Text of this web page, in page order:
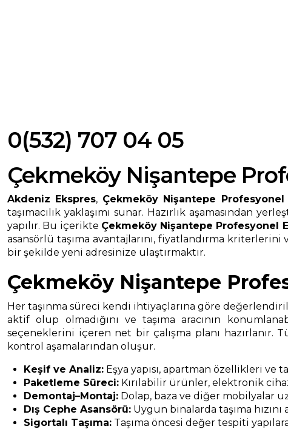
0(532) 707 04 05
Çekmeköy Nişantepe
Akdeniz Ekspres, Çekmeköy Nişantepe
taşımacılık yaklaşımı sunar. Hazırlık aşamasından
yapılır. Bu içerikte Çekmeköy Nişantepe Profesyonel
asansörlü taşıma avantajlarını, fiyatlandırma kriterlerini
bir şekilde yeni adresinize ulaştırmaktır.
Çekmeköy Nişantepe
Her taşınma süreci kendi ihtiyaçlarına göre
aktif olup olmadığını ve taşıma aracının
seçeneklerini içeren net bir çalışma planı hazırlanır.
kontrol aşamalarından oluşur.
Keşif ve Analiz: Eşya yapısı, apartman özellikleri ve
Paketleme Süreci: Kırılabilir ürünler, elektronik
Demontaj–Montaj: Dolap, baza ve diğer mobilyalar
Dış Cephe Asansörü: Uygun binalarda taşıma
Sigortalı Taşıma: Taşıma öncesi değer tespiti